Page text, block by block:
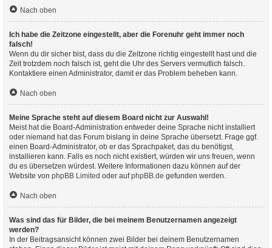
Nach oben
Ich habe die Zeitzone eingestellt, aber die Forenuhr geht immer noch
falsch!
Wenn du dir sicher bist, dass du die Zeitzone richtig eingestellt hast und die
Zeit trotzdem noch falsch ist, geht die Uhr des Servers vermutlich falsch.
Kontaktiere einen Administrator, damit er das Problem beheben kann.
Nach oben
Meine Sprache steht auf diesem Board nicht zur Auswahl!
Meist hat die Board-Administration entweder deine Sprache nicht installiert
oder niemand hat das Forum bislang in deine Sprache übersetzt. Frage ggf.
einen Board-Administrator, ob er das Sprachpaket, das du benötigst,
installieren kann. Falls es noch nicht existiert, würden wir uns freuen, wenn
du es übersetzen würdest. Weitere Informationen dazu können auf der
Website von phpBB Limited oder aufphpBB.de gefunden werden.
Nach oben
Was sind das für Bilder, die bei meinem Benutzernamen angezeigt
werden?
In der Beitragsansicht können zwei Bilder bei deinem Benutzernamen